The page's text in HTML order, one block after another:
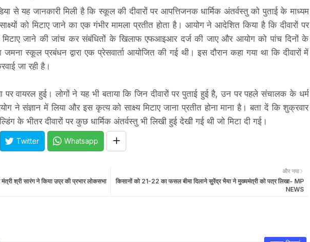
से यह जानकारी मिली है कि स्कूल की दीवारों पर आपत्तिजनक धार्मिक अंतर्वस्तु को पुताई के माध्यम
को मिटाए जाने का एक गंभीर मामला प्रतीत होता है। आयोग ने आदेशित किया है कि दीवारों पर
मिटाए जाने की जांच कर संबंधितों के खिलाफ एफआइआर दर्ज की जाए और आयोग को पांच दिनों के
स्कूल प्रबंधन द्वारा एक प्रेसवार्ता आयोजित की गई थी। इस दौरान कहा गया था कि दीवारों में
जा रही है।
पर वायरल हुई। लोगों ने यह भी बताया कि जिन दीवारों पर पुताई हुई है, उन पर पहले संचालक के धर्म
ने संज्ञान में लिया और इस कृत्य को साक्ष्य मिटाए जाना प्रतीत होना माना है। बता दें कि शुक्रवार
के भीतर दीवारों पर कुछ धार्मिक अंतर्वस्तु भी लिखी हुई देखी गई थी जो मिटा दी गई।
Twitter Whatsapp
और नया
किसानों को 21-22 का फसल बीमा दिलाने सुरेंद्र भैया ने मुख्यमंत्री को पत्र लिखा- MP
NEWS
श्री सारंग ने किया उप्र की प्रभार लोकसभा